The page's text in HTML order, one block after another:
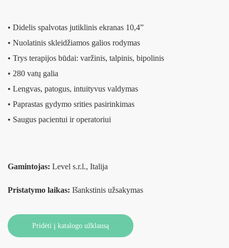
• Didelis spalvotas jutiklinis ekranas 10,4”
• Nuolatinis skleidžiamos galios rodymas
• Trys terapijos būdai: varžinis, talpinis, bipolinis
• 280 vatų galia
• Lengvas, patogus, intuityvus valdymas
• Paprastas gydymo srities pasirinkimas
• Saugus pacientui ir operatoriui
Gamintojas: Level s.r.l., Italija
Pristatymo laikas: Išankstinis užsakymas
Pridėti į katalogo užklausą